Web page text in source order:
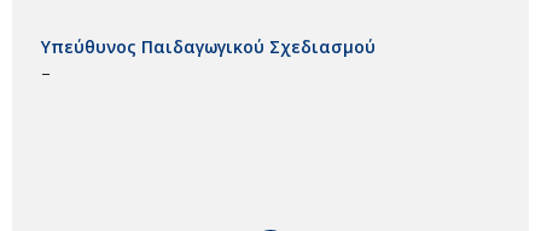
Υπεύθυνος Παιδαγωγικού Σχεδιασμού
–